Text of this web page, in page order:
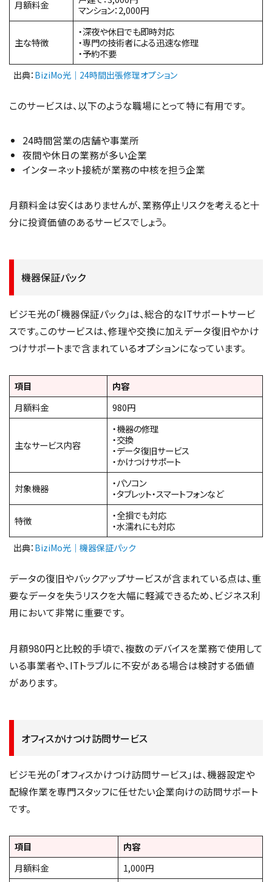
月額料金
マンション：2,000円
主な特徴
・深夜や休日でも即時対応
・専門の技術者による迅速な修理
・予約不要
出典： BiziMo光｜24時間出張修理オプション
このサービスは、以下のような職場にとって特に有用です。
24時間営業の店舗や事業所
夜間や休日の業務が多い企業
インターネット接続が業務の中核を担う企業
月額料金は安くはありませんが、業務停止リスクを考えると十
分に投資価値のあるサービスでしょう。
機器保証パック
ビジモ光の「機器保証パック」は、総合的なITサポートサービ
スです。このサービスは、修理や交換に加えデータ復旧やかけ
つけサポートまで含まれているオプションになっています。
項目
内容
月額料金
980円
主なサービス内容
・機器の修理
・交換
・データ復旧サービス
・かけつけサポート
対象機器
・パソコン
・タブレット・スマートフォンなど
特徴
・全損でも対応
・水濡れにも対応
出典： BiziMo光｜機器保証パック
データの復旧やバックアップサービスが含まれている点は、重
要なデータを失うリスクを大幅に軽減できるため、ビジネス利
用において非常に重要です。
月額980円と比較的手頃で、複数のデバイスを業務で使用して
いる事業者や、ITトラブルに不安がある場合は検討する価値
があります。
オフィスかけつけ訪問サービス
ビジモ光の「オフィスかけつけ訪問サービス」は、機器設定や
配線作業を専門スタッフに任せたい企業向けの訪問サポート
です。
項目
内容
月額料金
1,000円